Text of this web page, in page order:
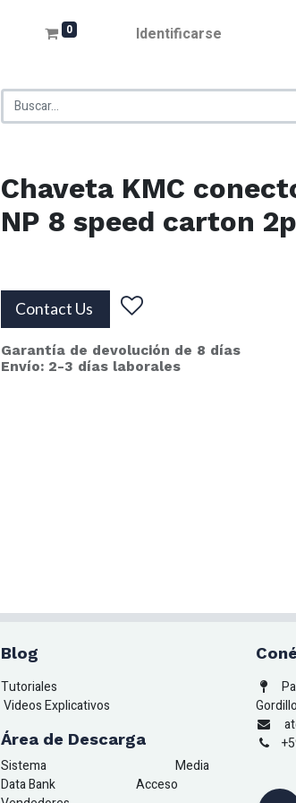
0 Identificarse
Chaveta KMC
NP 8 speed carton
Contact Us
Garantía de devolución de 8 días
Envío: 2-3 días laborales
Blog
Tutoriales
Videos Explicativos
Área de Descarga
Sistema
Media
Data Bank
Acceso
Gordillo